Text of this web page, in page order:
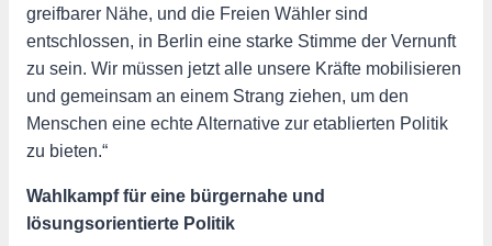
greifbarer Nähe, und die Freien Wähler sind
entschlossen, in Berlin eine starke Stimme der Vernunft
zu sein. Wir müssen jetzt alle unsere Kräfte mobilisieren
und gemeinsam an einem Strang ziehen, um den
Menschen eine echte Alternative zur etablierten Politik
zu bieten.“
Wahlkampf für eine bürgernahe und
lösungsorientierte Politik